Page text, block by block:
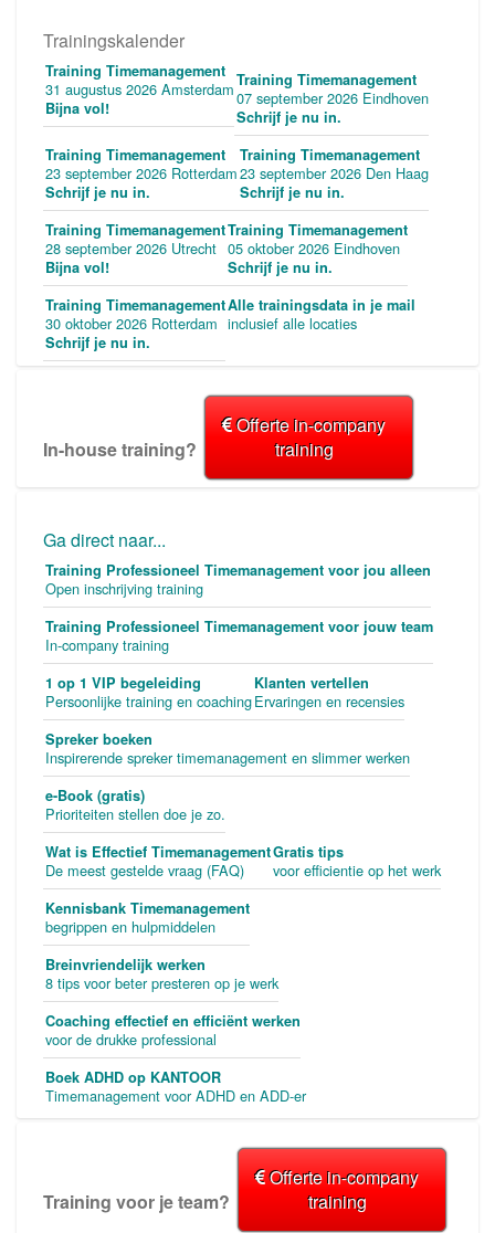
Trainingskalender
Training Timemanagement
31 augustus 2026 Amsterdam
Bijna vol!
Training Timemanagement
07 september 2026 Eindhoven
Schrijf je nu in.
Training Timemanagement
23 september 2026 Rotterdam
Schrijf je nu in.
Training Timemanagement
23 september 2026 Den Haag
Schrijf je nu in.
Training Timemanagement
28 september 2026 Utrecht
Bijna vol!
Training Timemanagement
05 oktober 2026 Eindhoven
Schrijf je nu in.
Training Timemanagement
30 oktober 2026 Rotterdam
Schrijf je nu in.
Alle trainingsdata in je mail
inclusief alle locaties
In-house training?
Offerte in-company
training
Ga direct naar...
Training Professioneel Timemanagement voor jou alleen
Open inschrijving training
Training Professioneel Timemanagement voor jouw team
In-company training
1 op 1 VIP begeleiding
Persoonlijke training en coaching
Klanten vertellen
Ervaringen en recensies
Spreker boeken
Inspirerende spreker timemanagement en slimmer werken
e-Book (gratis)
Prioriteiten stellen doe je zo.
Wat is Effectief Timemanagement
De meest gestelde vraag (FAQ)
Gratis tips
voor efficientie op het werk
Kennisbank Timemanagement
begrippen en hulpmiddelen
Breinvriendelijk werken
8 tips voor beter presteren op je werk
Coaching effectief en efficiënt werken
voor de drukke professional
Boek ADHD op KANTOOR
Timemanagement voor ADHD en ADD-er
Training voor je team?
Offerte in-company
training